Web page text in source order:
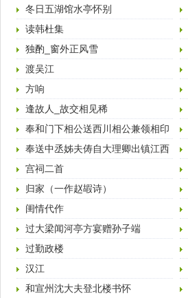
冬日五湖馆水亭怀别
读韩杜集
独酌_窗外正风雪
渡吴江
方响
逢故人_故交相见稀
奉和门下相公送西川相公兼领相印
出镇全蜀诗十八韵
奉送中丞姊夫俦自大理卿出镇江西
叙事书怀因成十二韵
宫祠二首
归家（一作赵嘏诗）
闺情代作
过大梁闻河亭方宴赠孙子端
过勤政楼
汉江
和宣州沈大夫登北楼书怀